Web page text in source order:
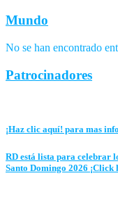
Mundo
No se han encontrado
Patrocinadores
¡Haz clic aquí! para mas
RD está lista para celebrar
Santo Domingo 2026 ¡Click